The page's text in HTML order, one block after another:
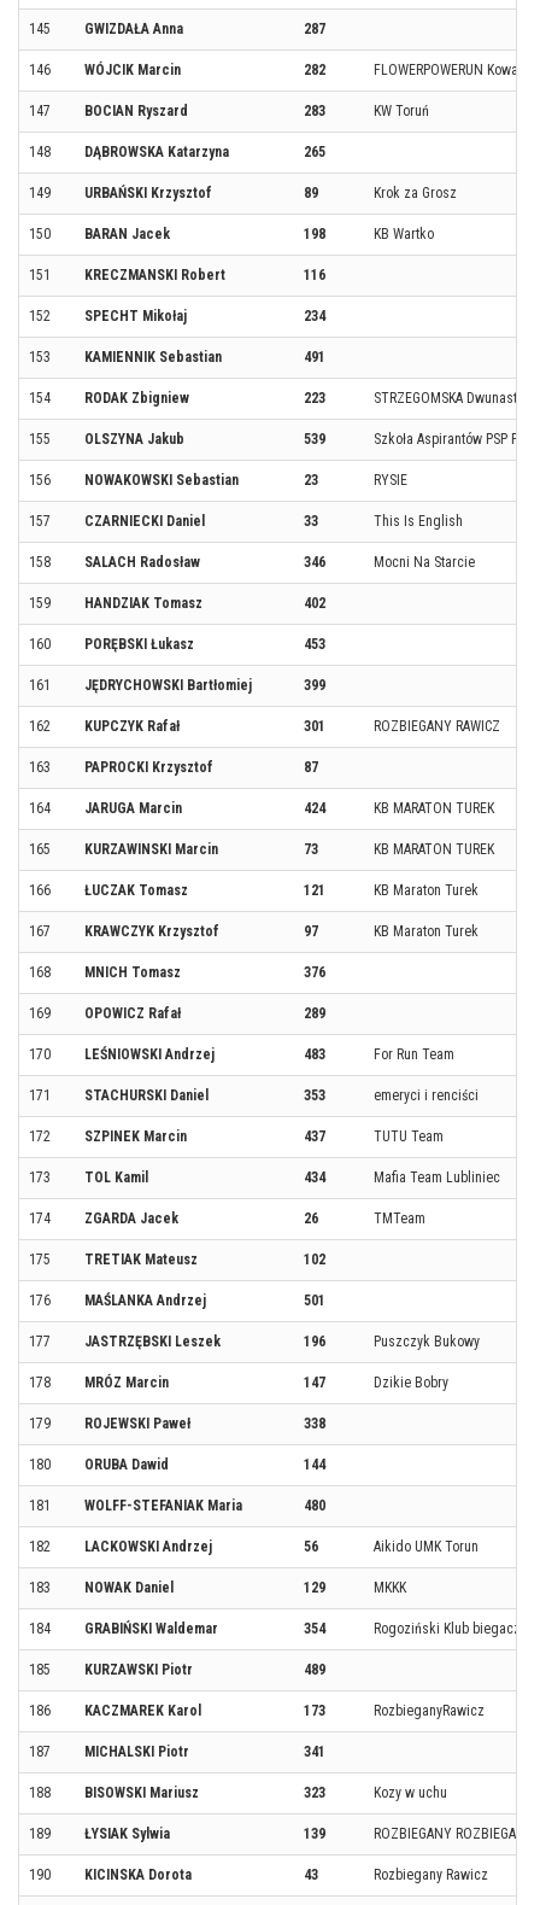
145 GWIZDAŁA Anna 287
146 WÓJCIK Marcin 282 FLOWERPOWERUN KowaryB
147 BOCIAN Ryszard 283 KW Toruń
148 DĄBROWSKA Katarzyna 265
149 URBAŃSKI Krzysztof 89 Krok za Grosz
150 BARAN Jacek 198 KB Wartko
151 KRECZMANSKI Robert 116
152 SPECHT Mikołaj 234
153 KAMIENNIK Sebastian 491
154 RODAK Zbigniew 223 STRZEGOMSKA Dwunastka
155 OLSZYNA Jakub 539 Szkoła Aspirantów PSP
156 NOWAKOWSKI Sebastian 23 RYSIE
157 CZARNIECKI Daniel 33 This Is English
158 SALACH Radosław 346 Mocni Na Starcie
159 HANDZIAK Tomasz 402
160 PORĘBSKI Łukasz 453
161 JĘDRYCHOWSKI Bartłomiej 399
162 KUPCZYK Rafał 301 ROZBIEGANY RAWICZ
163 PAPROCKI Krzysztof 87
164 JARUGA Marcin 424 KB MARATON TUREK
165 KURZAWINSKI Marcin 73 KB MARATON TUREK
166 ŁUCZAK Tomasz 121 KB Maraton Turek
167 KRAWCZYK Krzysztof 97 KB Maraton Turek
168 MNICH Tomasz 376
169 OPOWICZ Rafał 289
170 LEŚNIOWSKI Andrzej 483 For Run Team
171 STACHURSKI Daniel 353 emeryci i renciści
172 SZPINEK Marcin 437 TUTU Team
173 TOL Kamil 434 Mafia Team Lubliniec
174 ZGARDA Jacek 26 TMTeam
175 TRETIAK Mateusz 102
176 MAŚLANKA Andrzej 501
177 JASTRZĘBSKI Leszek 196 Puszczyk Bukowy
178 MRÓZ Marcin 147 Dzikie Bobry
179 ROJEWSKI Paweł 338
180 ORUBA Dawid 144
181 WOLFF-STEFANIAK Maria 480
182 LACKOWSKI Andrzej 56 Aikido UMK Torun
183 NOWAK Daniel 129 MKKK
184 GRABIŃSKI Waldemar 354 Rogoziński Klub biegacza
185 KURZAWSKI Piotr 489
186 KACZMAREK Karol 173 RozbieganyRawicz
187 MICHALSKI Piotr 341
188 BISOWSKI Mariusz 323 Kozy w uchu
189 ŁYSIAK Sylwia 139 ROZBIEGANY ROZBIEGANY
190 KICINSKA Dorota 43 Rozbiegany Rawicz